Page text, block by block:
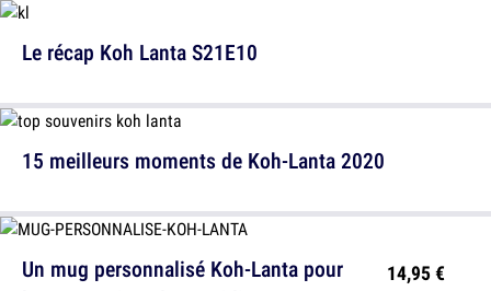
15 meilleurs moments de Koh-Lanta 2020
Le récap Koh Lanta S21E10
Un mug personnalisé Koh-Lanta pour
14,95 €